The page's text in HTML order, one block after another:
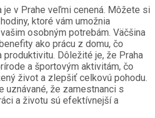
v Prahe veľmi cenená. Môžete si
ktoré vám umožnia
osobným potrebám. Väčšina
ako prácu z domu, čo
Dôležité je, že Praha
a športovým aktivitám, čo
život a zlepšiť celkovú pohodu.
uznávané, že zamestnanci s
a životu sú efektívnejší a